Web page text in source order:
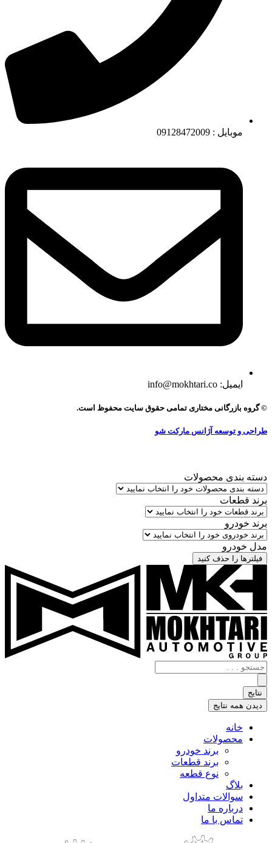
موبایل : 09128472009
ایمیل: info@mokhtari.co
© گروه بازرگانی مختاری تمامی حقوق سایت محفوظ است.
طراحی و توسعه آژانس مارکت شو
دسته بندی محصولات
برند قطعات
برند خودرو
مدل خودرو
فیلترها را حذف کنید
جستجو
.
.
.
نتایج
دیدن همه نتایج
خانه
محصولات
برند خودرو
برند قطعات
نوع قطعه
بلاگ
سوالات متداول
درباره ما
تماس با ما